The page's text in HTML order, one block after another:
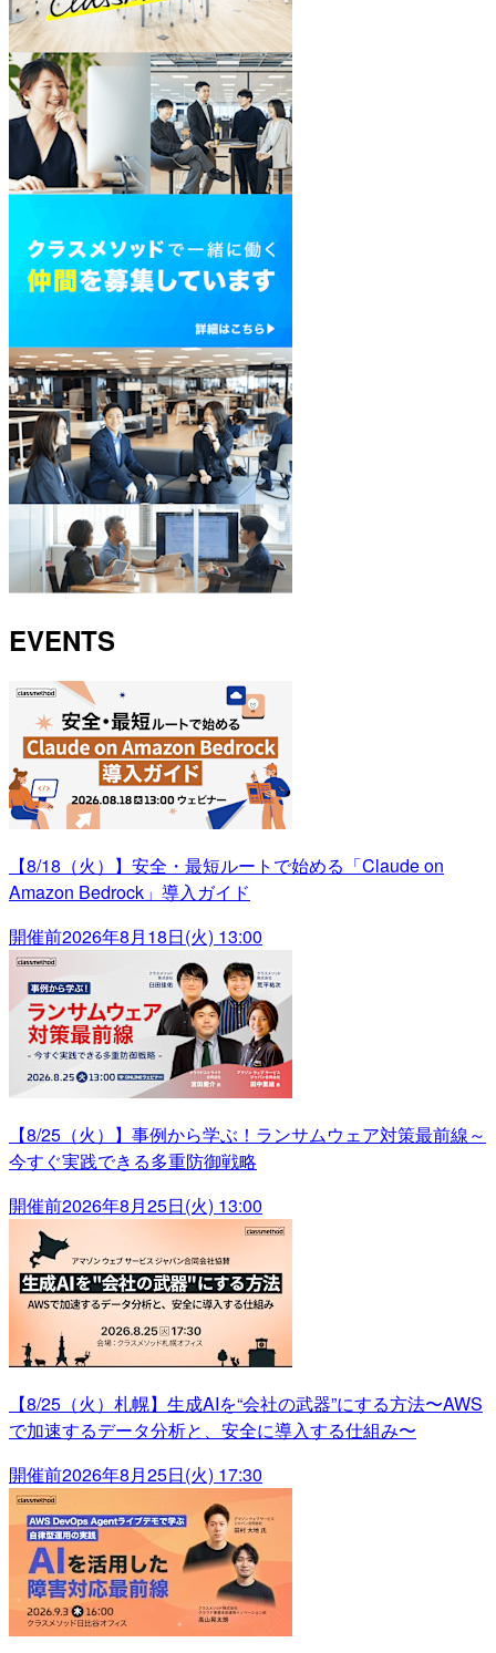
EVENTS
【8/18（火）】安全・最短ルートで始める「Claude on
Amazon Bedrock」導入ガイド
開催前2026年8月18日(火) 13:00
【8/25（火）】事例から学ぶ！ランサムウェア対策最前線～
今すぐ実践できる多重防御戦略
開催前2026年8月25日(火) 13:00
【8/25（火）札幌】生成AIを“会社の武器”にする方法〜AWS
で加速するデータ分析と、安全に導入する仕組み〜
開催前2026年8月25日(火) 17:30